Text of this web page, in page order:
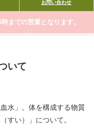
お問い合わせ
までの営業となります。
いて
水」。体を構成する物質
すい）」について。